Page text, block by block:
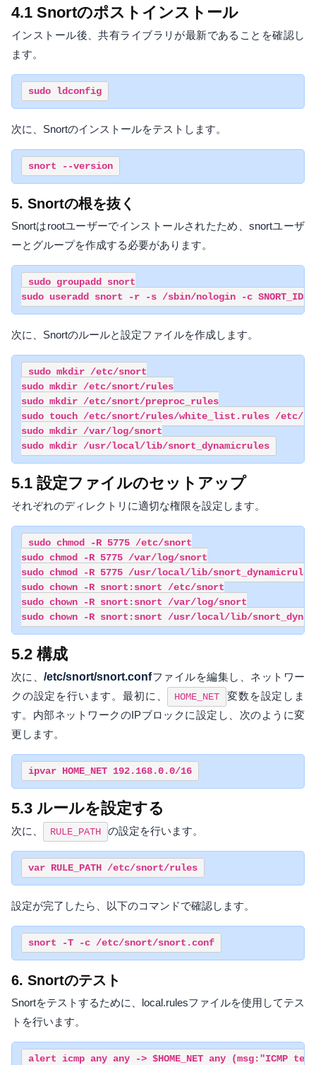
4.1 Snortのポストインストール
インストール後、共有ライブラリが最新であることを確認し
ます。
sudo ldconfig
次に、Snortのインストールをテストします。
snort --version
5. Snortの根を抜く
Snortはrootユーザーでインストールされたため、snortユーザ
ーとグループを作成する必要があります。
sudo groupadd snort
sudo useradd snort -r -s /sbin/nologin -c
次に、Snortのルールと設定ファイルを作成します。
sudo mkdir /etc/snort
sudo mkdir /etc/snort/rules
sudo mkdir /etc/snort/preproc_rules
sudo touch /etc/snort/rules/white_list.rules /etc/
sudo mkdir /var/log/snort
sudo mkdir /usr/local/lib/snort_dynamicrules
5.1 設定ファイルのセットアップ
それぞれのディレクトリに適切な権限を設定します。
sudo chmod -R 5775 /etc/snort
sudo chmod -R 5775 /var/log/snort
sudo chmod -R 5775 /usr/local/lib/snort_dynamicrules
sudo chown -R snort:snort /etc/snort
sudo chown -R snort:snort /var/log/snort
sudo chown -R snort:snort /usr/local/lib/
5.2 構成
次に、/etc/snort/snort.confファイルを編集し、ネットワー
クの設定を行います。最初に、
HOME_NET
変数を設定しま
す。内部ネットワークのIPブロックに設定し、次のように変
更します。
ipvar HOME_NET 192.168.0.0/16
5.3 ルールを設定する
次に、 RULE_PATH の設定を行います。
var RULE_PATH /etc/snort/rules
設定が完了したら、以下のコマンドで確認します。
snort -T -c /etc/snort/snort.conf
6. Snortのテスト
Snortをテストするために、local.rulesファイルを使用してテス
トを行います。
alert icmp any any -> $HOME_NET any (msg:"ICMP